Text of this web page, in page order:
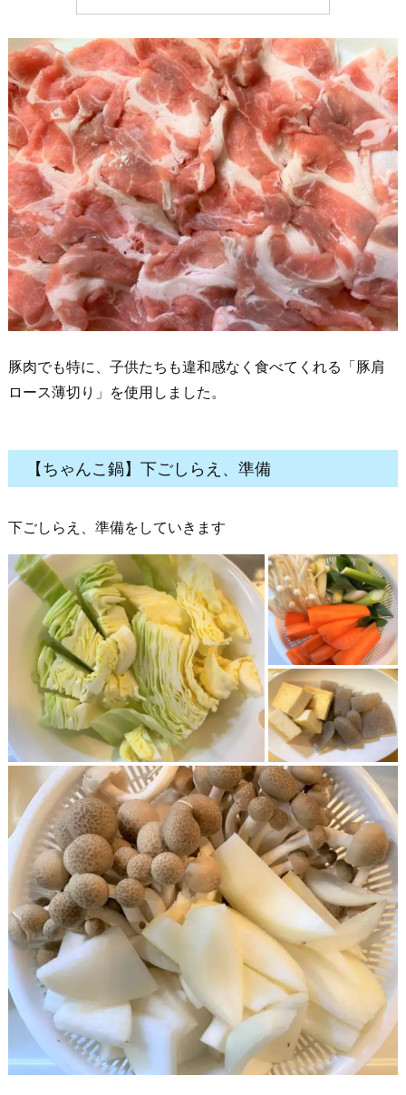
豚肉でも特に、子供たちも違和感なく食べてくれる「豚肩
ロース薄切り」を使用しました。
【ちゃんこ鍋】下ごしらえ、準備
下ごしらえ、準備をしていきます